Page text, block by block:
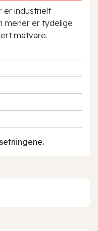
er industrielt
mener er tydelige
matvare.